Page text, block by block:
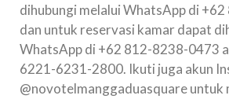
dihubungi melalui WhatsApp di
dan untuk reservasi kamar dapat
WhatsApp di +62 812-8238-0473
6221-6231-2800. Ikuti juga akun
@novotelmanggaduasquare untuk